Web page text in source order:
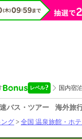
バス・ツアー
海外旅
グ> 全国 温泉旅館・ホ